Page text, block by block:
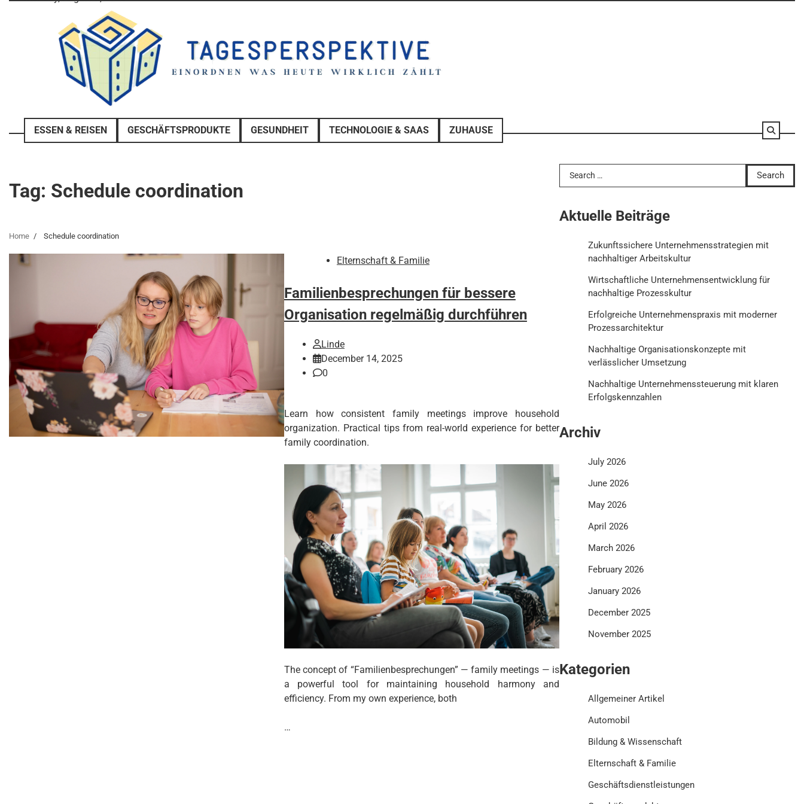
ESSEN & REISEN GESCHÄFTSPRODUKTE GESUNDHEIT TECHNOLOGIE & SAAS ZUHAUSE
Tag: Schedule coordination
Home Schedule coordination
Elternschaft & Familie
Familienbesprechungen für bessere
Organisation regelmäßig durchführen
Linde
December 14, 2025
0
Learn how consistent family meetings improve household
organization. Practical tips from real-world experience for better
family coordination.
The concept of “Familienbesprechungen” — family meetings — is
a powerful tool for maintaining household harmony and
efficiency. From my own experience, both
…
Search
for:
Aktuelle Beiträge
Zukunftssichere Unternehmensstrategien mit
nachhaltiger Arbeitskultur
Wirtschaftliche Unternehmensentwicklung für
nachhaltige Prozesskultur
Erfolgreiche Unternehmenspraxis mit moderner
Prozessarchitektur
Nachhaltige Organisationskonzepte mit
verlässlicher Umsetzung
Nachhaltige Unternehmenssteuerung mit klaren
Erfolgskennzahlen
Archiv
July 2026
June 2026
May 2026
April 2026
March 2026
February 2026
January 2026
December 2025
November 2025
Kategorien
Allgemeiner Artikel
Automobil
Bildung & Wissenschaft
Elternschaft & Familie
Geschäftsdienstleistungen